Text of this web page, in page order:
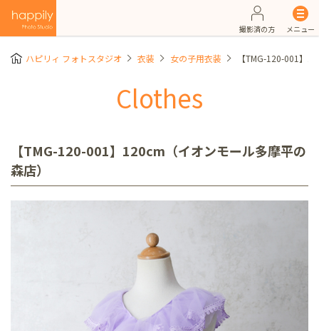
撮影済の方 メニュー
ハピリィ フォトスタジオ 衣装 女の子用衣装 【TMG-120-001】
Clothes
【TMG-120-001】120cm（イオンモール多摩平の
森店）